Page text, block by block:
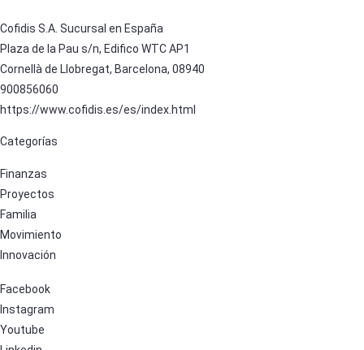
Cofidis S.A. Sucursal en España
Plaza de la Pau s/n, Edifico WTC AP1
Cornellà de Llobregat, Barcelona, 08940
900856060
https://www.cofidis.es/es/index.html
Categorías
Finanzas
Proyectos
Familia
Movimiento
Innovación
Facebook
Instagram
Youtube